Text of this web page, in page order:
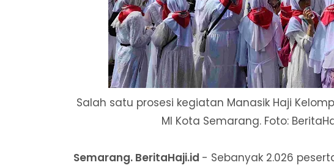
Salah satu prosesi kegiatan Manasik Haji
MI Kota Semarang. Foto:
Semarang. BeritaHaji.id - Sebanyak 2.026